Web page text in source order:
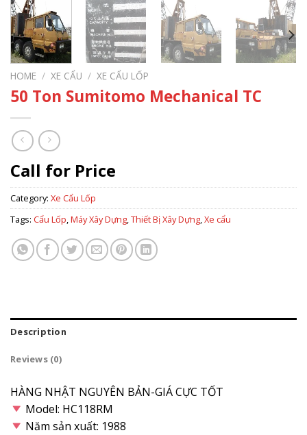
HOME / XE CẨU / XE CẨU LỐP
50 Ton Sumitomo Mechanical TC
Call for Price
Category: Xe Cẩu Lốp
Tags: Cẩu Lốp,Máy Xây Dựng,Thiết Bị Xây Dựng,Xe cẩu
Description
Reviews (0)
HÀNG NHẬT NGUYÊN BẢN-GIÁ CỰC TỐT
Model: HC118RM
Năm sản xuất: 1988